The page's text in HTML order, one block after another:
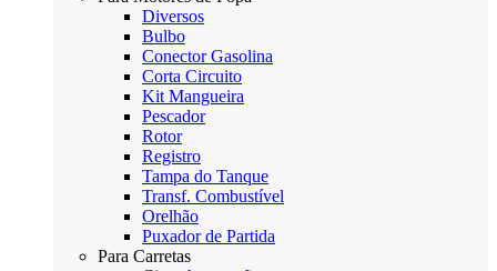
Diversos
Bulbo
Conector Gasolina
Corta Circuito
Kit Mangueira
Pescador
Rotor
Registro
Tampa do Tanque
Transf. Combustível
Orelhão
Puxador de Partida
Para Carretas